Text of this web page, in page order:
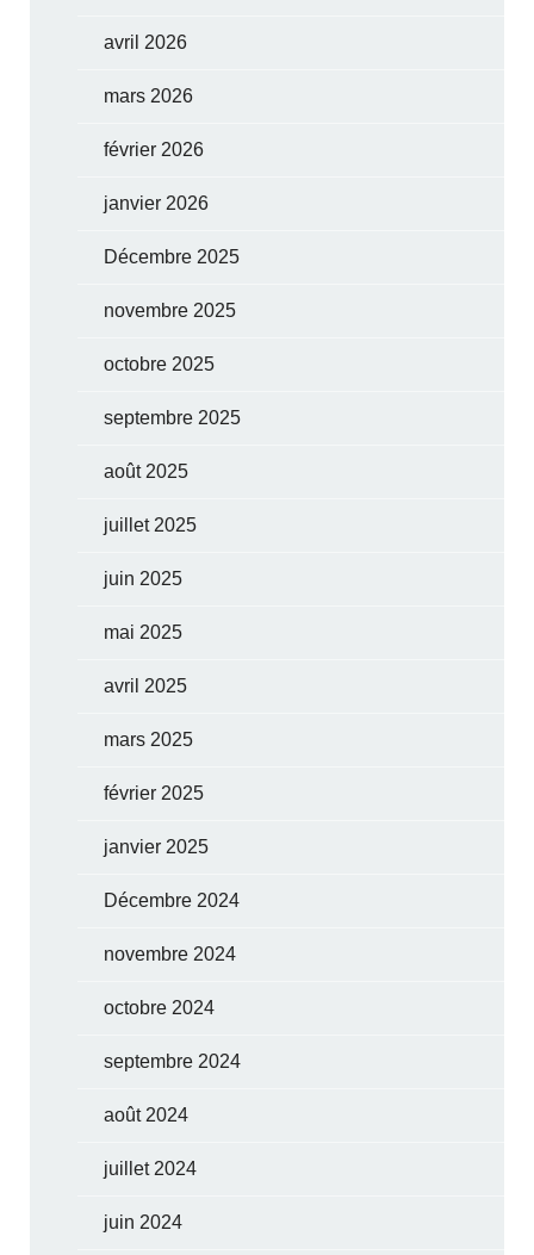
avril 2026
mars 2026
février 2026
janvier 2026
Décembre 2025
novembre 2025
octobre 2025
septembre 2025
août 2025
juillet 2025
juin 2025
mai 2025
avril 2025
mars 2025
février 2025
janvier 2025
Décembre 2024
novembre 2024
octobre 2024
septembre 2024
août 2024
juillet 2024
juin 2024